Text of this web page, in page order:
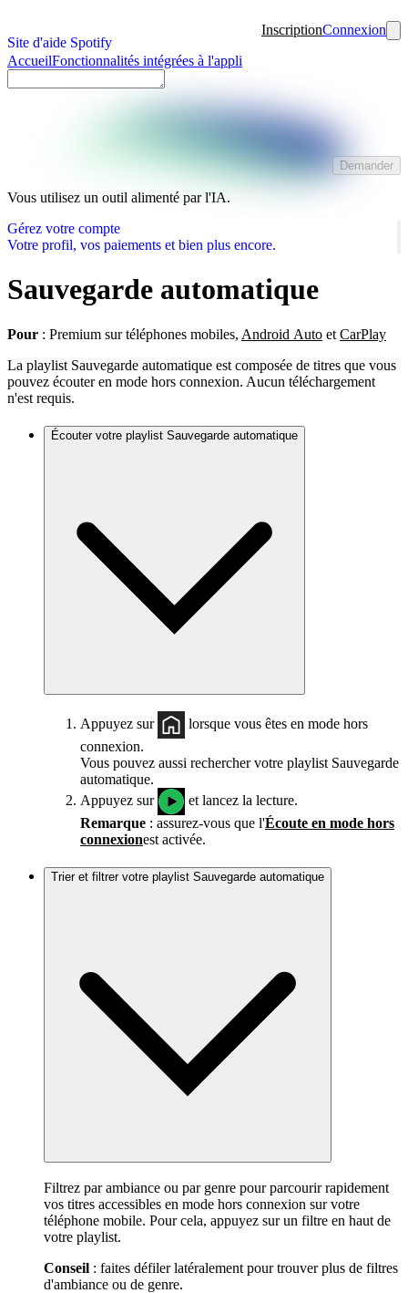
Site d'aide Spotify
InscriptionConnexion
AccueilFonctionnalités intégrées à l'appli
Demander
Vous utilisez un outil alimenté par l'IA.
Gérez votre compte
Votre profil, vos paiements et bien plus encore.
Sauvegarde automatique
Pour : Premium sur téléphones mobiles, Android Auto et CarPlay
La playlist Sauvegarde automatique est composée de titres que vous
pouvez écouter en mode hors connexion. Aucun téléchargement
n'est requis.
Écouter votre playlist Sauvegarde automatique
Appuyez sur
lorsque vous êtes en mode hors
connexion.
Vous pouvez aussi rechercher votre playlist Sauvegarde
automatique.
Appuyez sur
et lancez la lecture.
Remarque : assurez-vous que l'Écoute en mode hors
connexionest activée.
Trier et filtrer votre playlist Sauvegarde automatique
Filtrez par ambiance ou par genre pour parcourir rapidement
vos titres accessibles en mode hors connexion sur votre
téléphone mobile. Pour cela, appuyez sur un filtre en haut de
votre playlist.
Conseil : faites défiler latéralement pour trouver plus de filtres
d'ambiance ou de genre.